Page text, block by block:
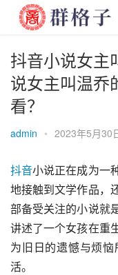
抖音小说女主
说女主叫温乔
看？
admin • 2023年5月30
抖音小说正在成为一
地接触到文学作品，
部备受关注的小说就
讲述了一个女孩在重
为旧日的遗憾与烦
活。